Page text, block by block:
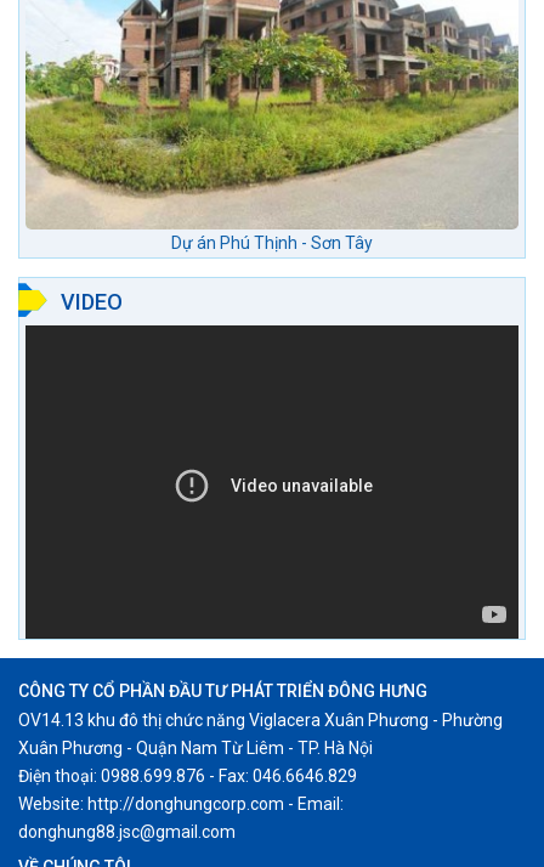
Dự án Phú Thịnh - Sơn Tây
VIDEO
CÔNG TY CỔ PHẦN ĐẦU TƯ PHÁT TRIỂN ĐÔNG HƯNG
OV14.13 khu đô thị chức năng Viglacera Xuân Phương - Phường
Xuân Phương - Quận Nam Từ Liêm - TP. Hà Nội
Điện thoại: 0988.699.876 - Fax: 046.6646.829
Website: http://donghungcorp.com - Email:
donghung88.jsc@gmail.com